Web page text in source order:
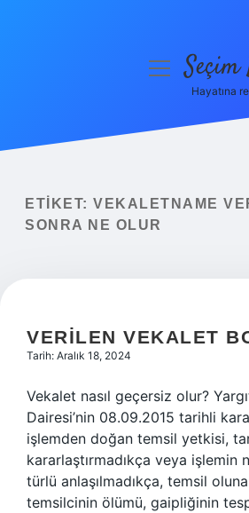
Yasal Uyarı
menüyü
Hayatına
ETIKET: VEKALETNAME
SONRA NE OLUR
VERILEN VEKALET
Tarih: Aralık 18, 2024
Vekalet nasıl geçersiz olur?
Dairesi’nin 08.09.2015 tarihli
işlemden doğan temsil yetkisi,
kararlaştırmadıkça veya işlemin
türlü anlaşılmadıkça, temsil
temsilcinin ölümü, gaipliğinin